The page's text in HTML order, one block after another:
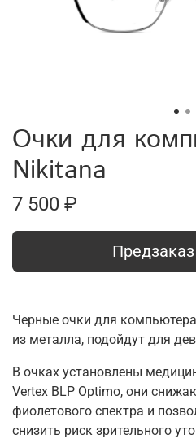
Очки для
Nikitana
7 500 ₽
Предзаказ
Черные очки для
из металла, подойдут для
В очках установлены
Vertex BLP Optimo, они
фиолетового спектра и
снизить риск зрительного